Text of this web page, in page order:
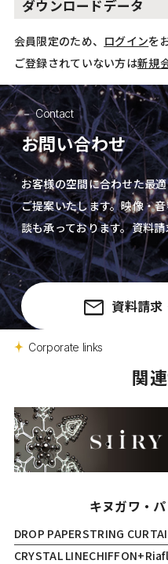
ダウンロードデータ
会員限定のため、 ログインを
ご登録されていない方は新規
Contact
お問い合わせ
お客様の空間に合わせた最
ご提案いたします。映像・
談も承っております。資料
資料請求
Corporate links
関
キヌガワ・
DROP PAPERSTRING
CRYSTAL LINECHIFFON+